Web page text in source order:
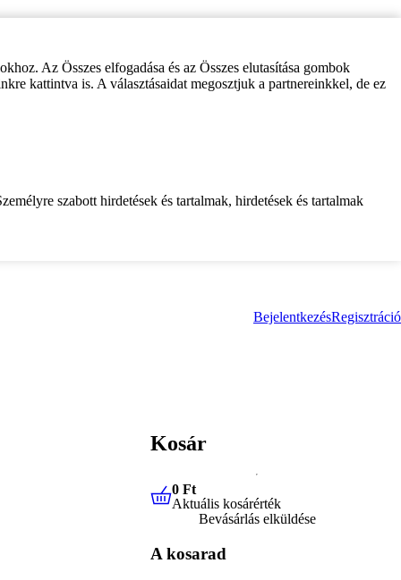
Az Összes elfogadása és az Összes elutasítása gombok
kattintva is. A választásaidat megosztjuk a partnereinkkel, de ez
szabott hirdetések és tartalmak, hirdetések és tartalmak
BejelentkezésRegisztráció
Kosár
0 FtAktuális kosárérték
0 Ft
Aktuális kosárérték
Bevásárlás elküldése
A kosarad